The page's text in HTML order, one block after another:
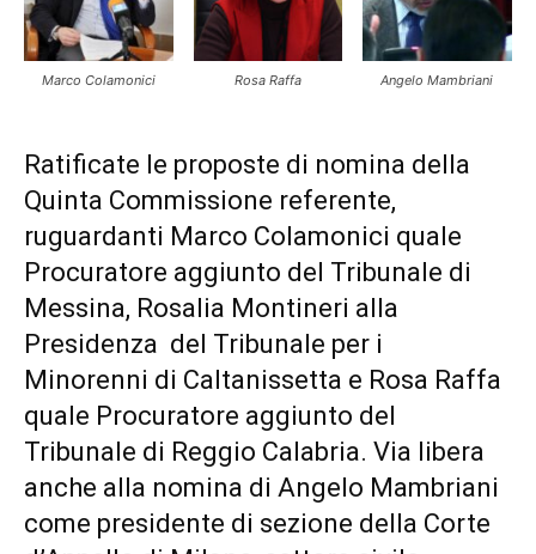
Marco Colamonici Rosa Raffa Angelo Mambriani
Ratificate le proposte di nomina della
Quinta Commissione referente,
ruguardanti Marco Colamonici quale
Procuratore aggiunto del Tribunale di
Messina, Rosalia Montineri alla
Presidenza del Tribunale per i
Minorenni di Caltanissetta e Rosa Raffa
quale Procuratore aggiunto del
Tribunale di Reggio Calabria. Via libera
anche alla nomina di Angelo Mambriani
come presidente di sezione della Corte